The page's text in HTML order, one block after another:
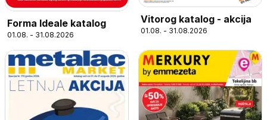
Forma Ideale katalog
01.08. - 31.08.2026
Vitorog katalog - akcija
01.08. - 31.08.2026